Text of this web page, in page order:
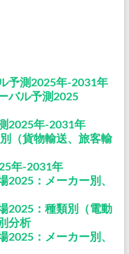
予測2025年-2031年
バル予測2025
2025年-2031年
（貨物輸送、旅客輸
年-2031年
：メーカー別、
2025：種類別（電動
分析
2025：メーカー別、